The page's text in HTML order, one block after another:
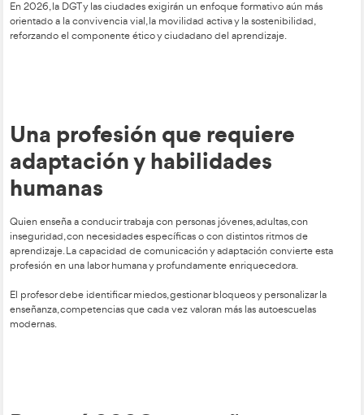
Sistemas ADAS de asistencia a la conducción.
Zonas de Bajas Emisiones (ZBE).
El Profesor de Autoescuela debe comprender estas
transmitirlas en su enseñanza para formar a conductores
avanzado. Esto implica actualizar constantemente sus
para trasladar a los alumnos buenas prácticas de
de asistentes electrónicos y respeto a la nueva configuración